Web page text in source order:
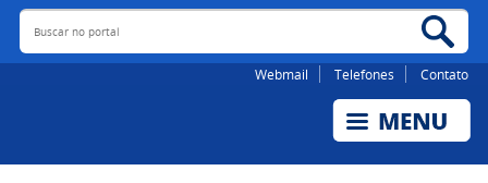
Buscar no portal
Webmail Telefones Contato